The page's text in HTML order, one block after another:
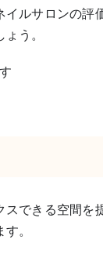
ルサロンの
う。
できる空間
。